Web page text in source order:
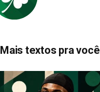
Mais textos pra você